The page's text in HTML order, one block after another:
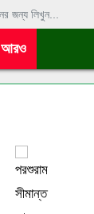
আরও